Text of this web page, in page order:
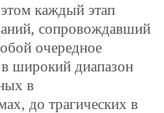
каждый этап
сопровождавший
очередное
широкий диапазон
в
до трагических в